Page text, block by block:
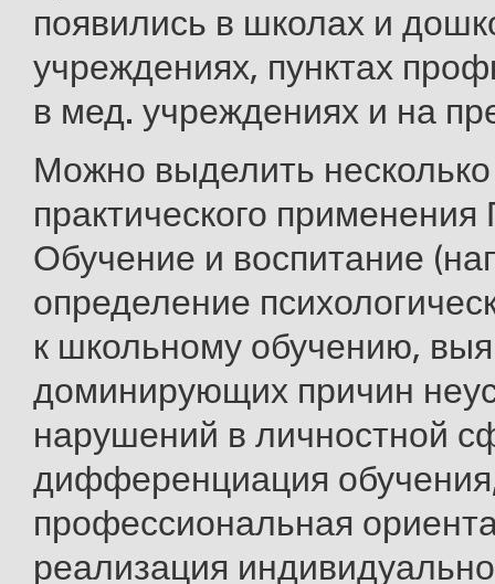
появились в школах и
учреждениях, пунктах
в мед. учреждениях и на
Можно выделить
практического применения
Обучение и воспитание
определение
к школьному обучению,
доминирующих причин
нарушений в личностной
дифференциация
профессиональная
реализация